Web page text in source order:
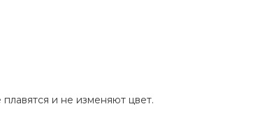
и не изменяют цвет.